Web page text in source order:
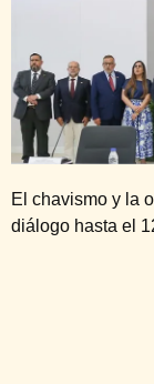
El chavismo y la
diálogo hasta el